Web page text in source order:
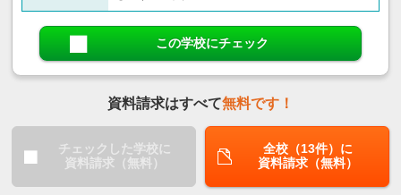
この学校にチェック
資料請求はすべて無料です！
チェックした学校に
資料請求（無料）
全校（13件）に
資料請求（無料）